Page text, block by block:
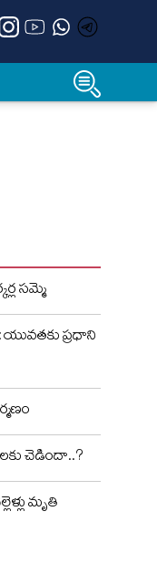
సమ్మె
ప్రధాని
చెడిందా..?
మృతి